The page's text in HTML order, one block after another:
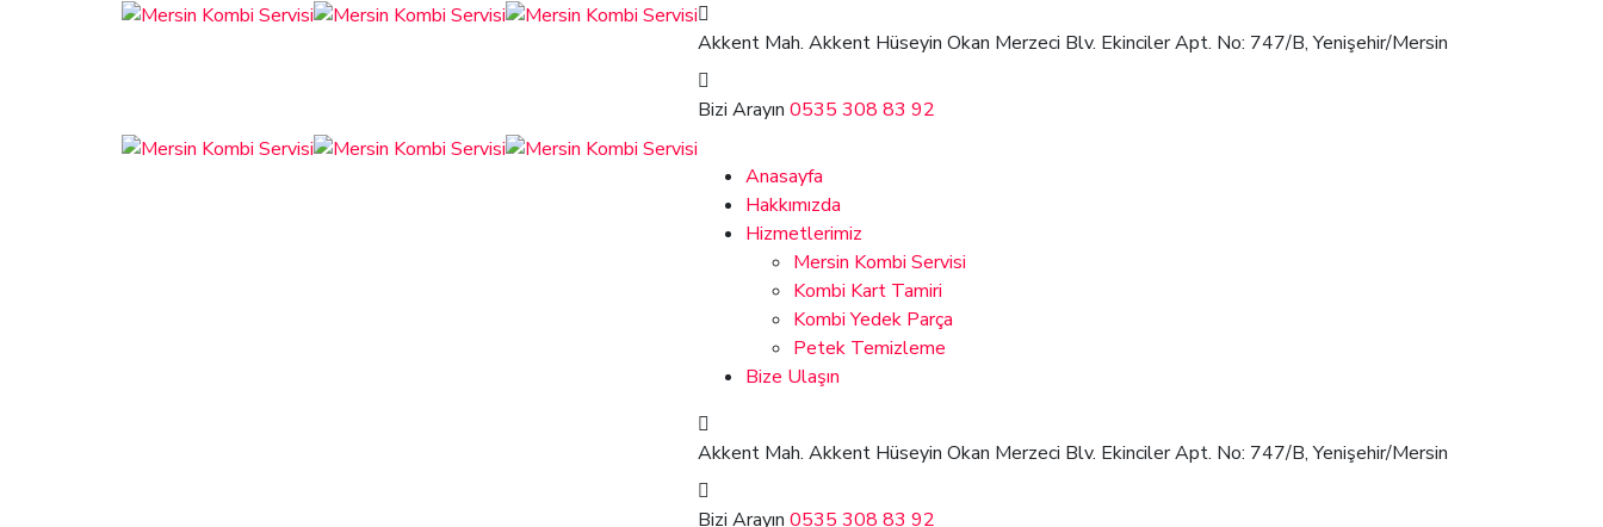
Akkent Mah. Akkent Hüseyin Okan Merzeci Blv. Ekinciler Apt. No: 747/B, Yenişehir/Mersin
Bizi Arayın 0535 308 83 92
Anasayfa
Hakkımızda
Hizmetlerimiz
Mersin Kombi Servisi
Kombi Kart Tamiri
Kombi Yedek Parça
Petek Temizleme
Bize Ulaşın
Akkent Mah. Akkent Hüseyin Okan Merzeci Blv. Ekinciler Apt. No: 747/B, Yenişehir/Mersin
Bizi Arayın 0535 308 83 92